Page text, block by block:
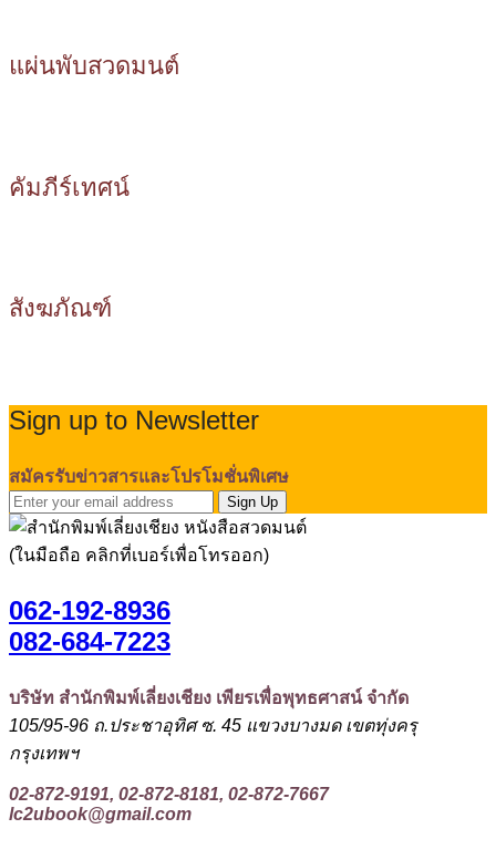
แผ่นพับสวดมนต์
คัมภีร์เทศน์
สังฆภัณฑ์
Sign up to Newsletter
สมัครรับข่าวสารและโปรโมชั่นพิเศษ
Sign Up
(ในมือถือ คลิกที่เบอร์เพื่อโทรออก)
062-192-8936
082-684-7223
บริษัท สำนักพิมพ์เลี่ยงเชียง เพียรเพื่อพุทธศาสน์ จำกัด
105/95-96 ถ.ประชาอุทิศ ซ. 45 แขวงบางมด เขตทุ่งครุ
กรุงเทพฯ
02-872-9191, 02-872-8181, 02-872-7667
lc2ubook@gmail.com